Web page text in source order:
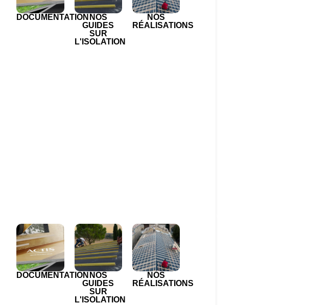
DOCUMENTATION NOS
GUIDES
SUR
L'ISOLATION
NOS
RÉALISATIONS
DOCUMENTATION NOS
GUIDES
SUR
L'ISOLATION
NOS
RÉALISATIONS